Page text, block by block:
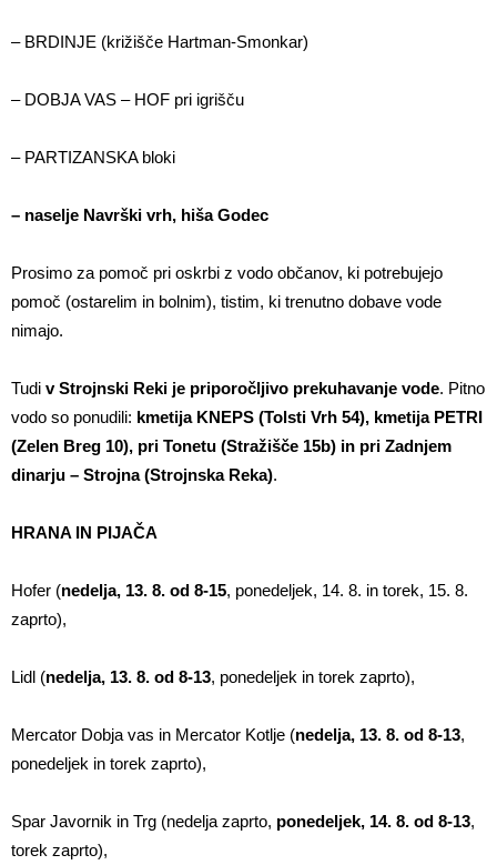
– BRDINJE (križišče Hartman-Smonkar)
– DOBJA VAS – HOF pri igrišču
– PARTIZANSKA bloki
– naselje Navrški vrh, hiša Godec
Prosimo za pomoč pri oskrbi z vodo občanov, ki potrebujejo
pomoč (ostarelim in bolnim), tistim, ki trenutno dobave vode
nimajo.
Tudi v Strojnski Reki je priporočljivo prekuhavanje vode. Pitno
vodo so ponudili: kmetija KNEPS (Tolsti Vrh 54), kmetija PETRI
(Zelen Breg 10), pri Tonetu (Stražišče 15b) in pri Zadnjem
dinarju – Strojna (Strojnska Reka).
HRANA IN PIJAČA
Hofer (nedelja, 13. 8. od 8-15, ponedeljek, 14. 8. in torek, 15. 8.
zaprto),
Lidl (nedelja, 13. 8. od 8-13, ponedeljek in torek zaprto),
Mercator Dobja vas in Mercator Kotlje (nedelja, 13. 8. od 8-13,
ponedeljek in torek zaprto),
Spar Javornik in Trg (nedelja zaprto, ponedeljek, 14. 8. od 8-13,
torek zaprto),